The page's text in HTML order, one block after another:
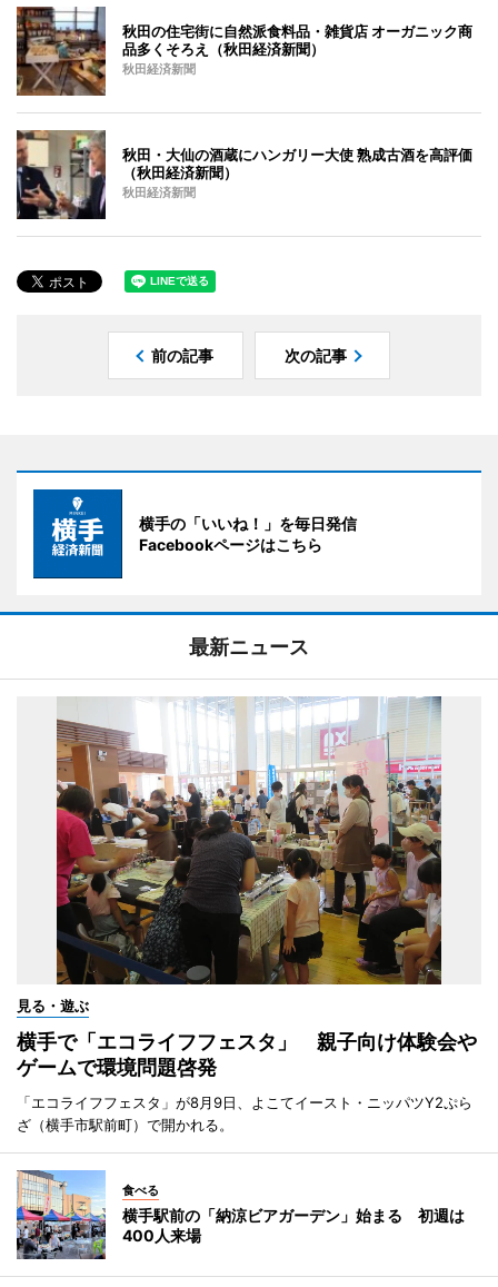
秋田の住宅街に自然派食料品・雑貨店 オーガニック商
品多くそろえ（秋田経済新聞）
秋田経済新聞
秋田・大仙の酒蔵にハンガリー大使 熟成古酒を高評価
（秋田経済新聞）
秋田経済新聞
前の記事 次の記事
横手の「いいね！」を毎日発信
Facebookページはこちら
最新ニュース
見る・遊ぶ
横手で「エコライフフェスタ」 親子向け体験会や
ゲームで環境問題啓発
「エコライフフェスタ」が8月9日、よこてイースト・ニッパツY2ぷら
ざ（横手市駅前町）で開かれる。
食べる
横手駅前の「納涼ビアガーデン」始まる 初週は
400人来場